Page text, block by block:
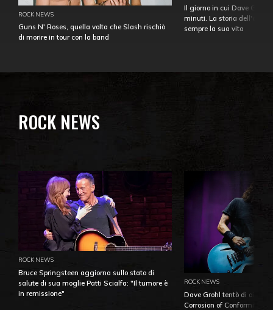
ROCK NEWS
Guns N' Roses, quella volta che Slash rischiò
di morire in tour con la band
Il giorno in cui Dave
minuti. La storia
sempre la sua vita
ROCK NEWS
ROCK NEWS
Bruce Springsteen aggiorna sullo stato di
salute di sua moglie Patti Scialfa: "Il tumore è
in remissione"
ROCK NEWS
Dave Grohl tentò di
Corrosion of Conformity